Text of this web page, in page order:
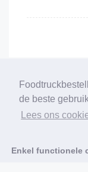
de beste
Lees ons
Enkel functionele
‹ 1 2 3
194